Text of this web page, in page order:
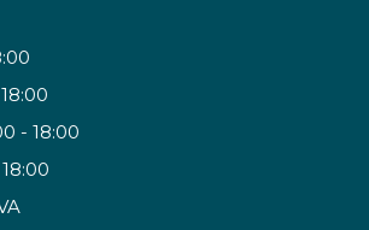
- 18:00